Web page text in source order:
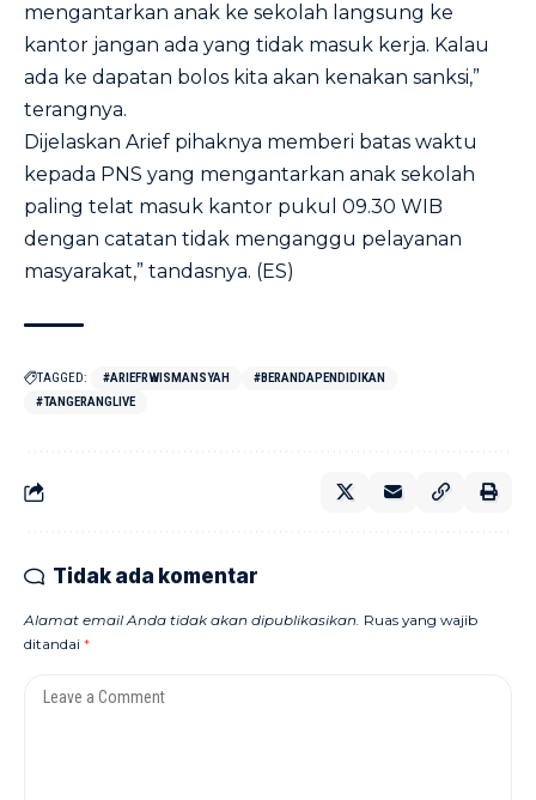
mengantarkan anak ke sekolah langsung ke
kantor jangan ada yang tidak masuk kerja. Kalau
ada ke dapatan bolos kita akan kenakan sanksi,”
terangnya.
Dijelaskan Arief pihaknya memberi batas waktu
kepada PNS yang mengantarkan anak sekolah
paling telat masuk kantor pukul 09.30 WIB
dengan catatan tidak menganggu pelayanan
masyarakat,” tandasnya. (ES)
TAGGED: #ARIEFRWISMANSYAH
#BERANDAPENDIDIKAN
#TANGERANGLIVE
Tidak ada komentar
Alamat email Anda tidak akan dipublikasikan. Ruas yang wajib
ditandai *